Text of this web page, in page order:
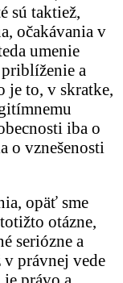
sú taktiež,
očakávania v
umenie
a
je to, v skratke,
iba o
o vznešenosti
opäť sme
otázne,
seriózne a
právnej vede